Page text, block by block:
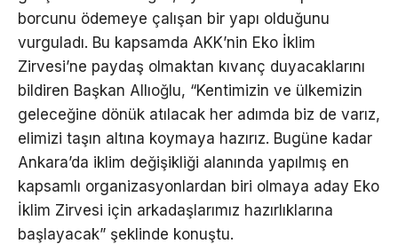
borcunu ödemeye çalışan bir yapı olduğunu
vurguladı. Bu kapsamda AKK’nin Eko İklim
Zirvesi’ne paydaş olmaktan kıvanç duyacaklarını
bildiren Başkan Allıoğlu, “Kentimizin ve ülkemizin
geleceğine dönük atılacak her adımda biz de varız,
elimizi taşın altına koymaya hazırız. Bugüne kadar
Ankara’da iklim değişikliği alanında yapılmış en
kapsamlı organizasyonlardan biri olmaya aday Eko
İklim Zirvesi için arkadaşlarımız hazırlıklarına
başlayacak” şeklinde konuştu.